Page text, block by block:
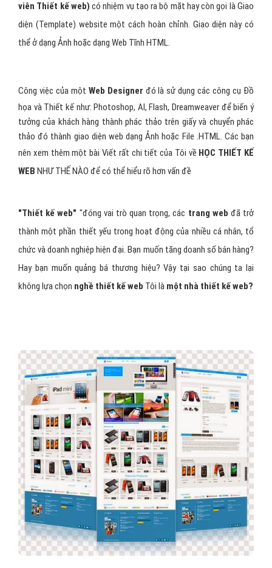
viên Thiết kế web) có nhiệm vụ tạo ra bộ mặt hay còn gọi là Giao
diện (Template) website một cách hoàn chỉnh. Giao diện này có
thể ở dạng Ảnh hoặc dạng Web Tĩnh HTML.
Công việc của một Web Designer đó là sử dụng các công cụ Đồ
họa và Thiết kế như: Photoshop, AI, Flash, Dreamweaver để biến ý
tưởng của khách hàng thành phác thảo trên giấy và chuyển phác
thảo đó thành giao diện web dạng Ảnh hoặc File .HTML. Các bạn
nên xem thêm một bài Viết rất chi tiết của Tôi về HỌC THIẾT KẾ
WEB NHƯ THẾ NÀO để có thể hiểu rõ hơn vấn đề
"Thiết kế web" "đóng vai trò quan trọng, các trang web đã trở
thành một phần thiết yếu trong hoạt động của nhiều cá nhân, tổ
chức và doanh nghiệp hiện đại. Bạn muốn tăng doanh số bán hàng?
Hay bạn muốn quảng bá thương hiệu? Vậy tại sao chúng ta lại
không lựa chọn nghề thiết kế web Tôi là một nhà thiết kế web?